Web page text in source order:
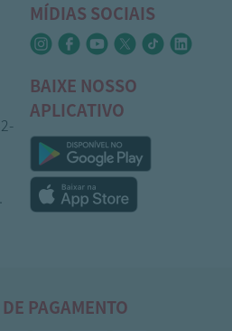
MÍDIAS SOCIAIS
BAIXE NOSSO
APLICATIVO
PAGAMENTO